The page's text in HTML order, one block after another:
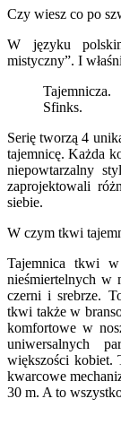
Czy wiesz co po
W języku
mistyczny”. I
Sfinks.
Serię tworzą 4
tajemnicę. Każda
niepowtarzalny
zaprojektowali
siebie.
W czym tkwi
Tajemnica tkwi
nieśmiertelnych w
czerni i srebrze.
tkwi także w
komfortowe w
uniwersalnych
większości kobiet.
kwarcowe
30 m. A to